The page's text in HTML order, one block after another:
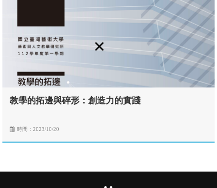
教學的拓邊與碎形：創造力的實踐
時間：2023/10/20